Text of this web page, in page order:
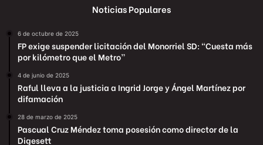
Noticias Populares
6 de octubre de 2025
FP exige suspender licitación del Monorriel SD: “Cuesta más
por kilómetro que el Metro”
4 de junio de 2025
Raful lleva a la justicia a Ingrid Jorge y Ángel Martínez por
difamación
28 de marzo de 2025
Pascual Cruz Méndez toma posesión como director de la
Digesett